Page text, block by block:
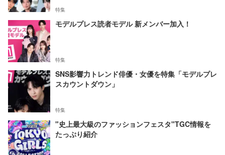
特集
モデルプレス読者モデル 新メンバー加入！
特集
SNS影響力トレンド俳優・女優を特集「モデルプレ
スカウントダウン」
特集
"史上最大級のファッションフェスタ"TGC情報を
たっぷり紹介